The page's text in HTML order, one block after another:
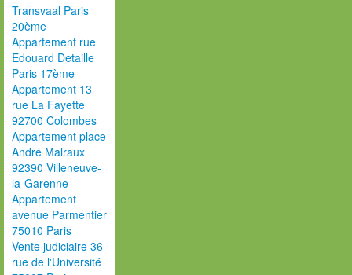
Transvaal Paris
20ème
Appartement rue
Edouard Detaille
Paris 17ème
Appartement 13
rue La Fayette
92700 Colombes
Appartement place
André Malraux
92390 Villeneuve-
la-Garenne
Appartement
avenue Parmentier
75010 Paris
Vente judiciaire 36
rue de l'Université